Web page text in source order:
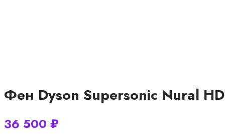
Фен Dyson Supersonic Nural
36 500 ₽